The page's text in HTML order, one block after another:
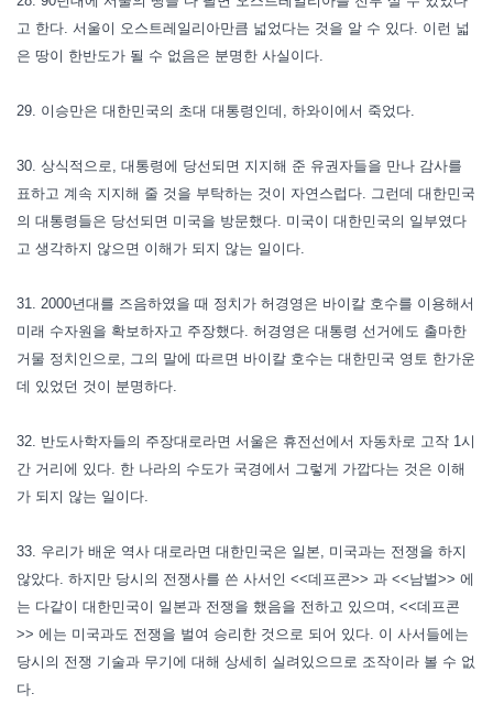
고 한다. 서울이 오스트레일리아만큼 넓었다는 것을 알 수 있다. 이런 넓
은 땅이 한반도가 될 수 없음은 분명한 사실이다.
29. 이승만은 대한민국의 초대 대통령인데, 하와이에서 죽었다.
30. 상식적으로, 대통령에 당선되면 지지해 준 유권자들을 만나 감사를
표하고 계속 지지해 줄 것을 부탁하는 것이 자연스럽다. 그런데 대한민국
의 대통령들은 당선되면 미국을 방문했다. 미국이 대한민국의 일부였다
고 생각하지 않으면 이해가 되지 않는 일이다.
31. 2000년대를 즈음하였을 때 정치가 허경영은 바이칼 호수를 이용해서
미래 수자원을 확보하자고 주장했다. 허경영은 대통령 선거에도 출마한
거물 정치인으로, 그의 말에 따르면 바이칼 호수는 대한민국 영토 한가운
데 있었던 것이 분명하다.
32. 반도사학자들의 주장대로라면 서울은 휴전선에서 자동차로 고작 1시
간 거리에 있다. 한 나라의 수도가 국경에서 그렇게 가깝다는 것은 이해
가 되지 않는 일이다.
33. 우리가 배운 역사 대로라면 대한민국은 일본, 미국과는 전쟁을 하지
않았다. 하지만 당시의 전쟁사를 쓴 사서인 <<데프콘>> 과 <<남벌>> 에
는 다같이 대한민국이 일본과 전쟁을 했음을 전하고 있으며, <<데프콘
>> 에는 미국과도 전쟁을 벌여 승리한 것으로 되어 있다. 이 사서들에는
당시의 전쟁 기술과 무기에 대해 상세히 실려있으므로 조작이라 볼 수 없
다.